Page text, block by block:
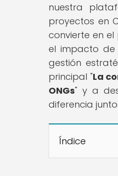
nuestra
proyectos en
convierte en
el impacto de
gestión
principal "La
ONGs" y a
diferencia
Índice